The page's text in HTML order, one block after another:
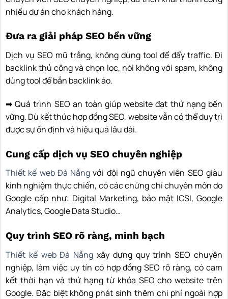
nhiều dự án cho khách hàng.
Đưa ra giải pháp SEO bền vững
Dịch vụ SEO mũ trắng, không dùng tool để đẩy traffic. Đi
backlink thủ công và chọn lọc, nói không với spam, không
dùng tool để bắn backlink ảo.
➡ Quá trình SEO an toàn giúp website đạt thứ hạng bền
vững. Dù kết thúc hợp đồng SEO, website vẫn có thể duy trì
được sự ổn định và hiệu quả lâu dài.
Cung cấp dịch vụ SEO chuyên nghiệp
Thiết kế web Đà Nẵng với đội ngũ chuyên viên SEO giàu
kinh nghiệm thực chiến, có các chứng chỉ chuyên môn do
Google cấp như: Digital Marketing, bảo mật ICSI, Google
Analytics, Google Data Studio…
Quy trình SEO rõ ràng, minh bạch
Thiết kế web Đà Nẵng xây dựng quy trình SEO chuyên
nghiệp, làm việc uy tín có hợp đồng SEO rõ ràng, có cam
kết thời hạn và thứ hạng từ khóa SEO cho website trên
Google. Đặc biệt không phát sinh thêm chi phí ngoài hợp